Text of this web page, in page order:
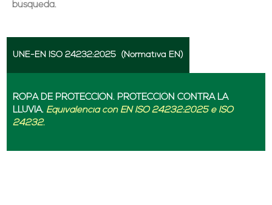
búsqueda.
UNE-EN ISO 24232:2025 (Normativa EN)
ROPA DE PROTECCIÓN. PROTECCIÓN CONTRA LA
LLUVIA. Equivalencia con EN ISO 24232:2025 e ISO
24232.